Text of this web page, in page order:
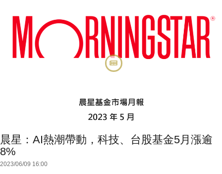
晨星：AI熱潮帶動，科技、台股基金5月漲逾
8%
2023/06/09 16:00